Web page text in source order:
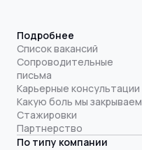
Подробнее
Список вакансий
Сопроводительные
письма
Карьерные консультации
Какую боль мы закрываем
Стажировки
Партнерство
По типу компании